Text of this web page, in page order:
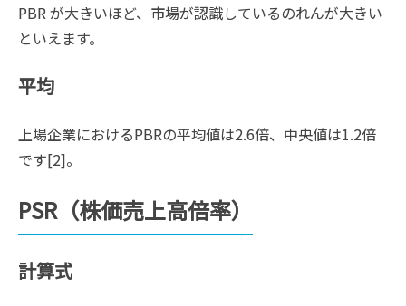
PBR が大きいほど、市場が認識しているのれんが大きい
といえます。
平均
上場企業におけるPBRの平均値は2.6倍、中央値は1.2倍
です[2]。
PSR（株価売上高倍率）
計算式